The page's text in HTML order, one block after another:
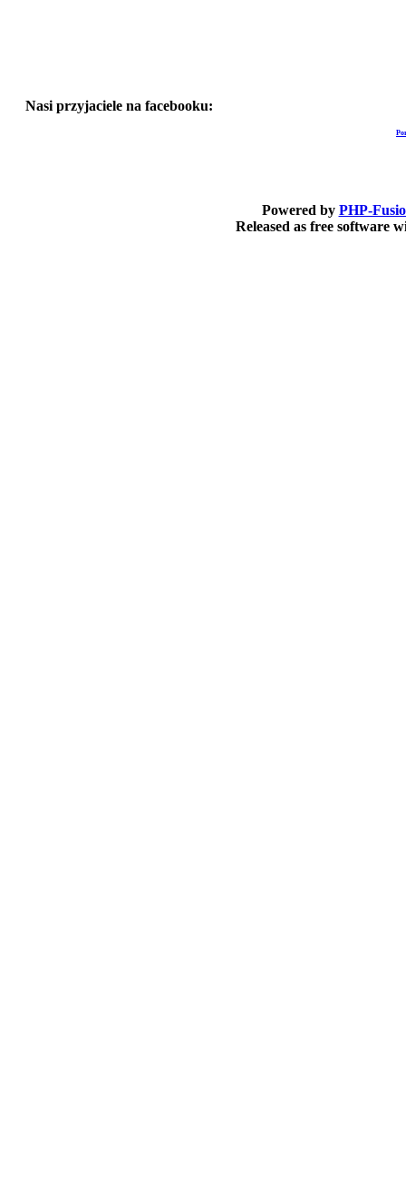
Nasi przyjaciele na facebooku:
Powered by PHP-
Released as free software